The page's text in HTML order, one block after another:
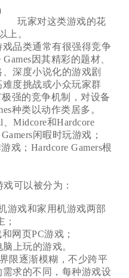
玩家对这类游戏的花
上。
品类通常有很强得竞争
因其精彩的题材、
深度小说化的游戏剧
度挑战或小众玩家群
极强的竞争机制，对设备
种类以动作类居多。
Midcore和Hardcore
闲暇时玩游戏；
戏；Hardcore Gamers根
可以被分为：
游戏和家用机游戏两部
网页PC游戏；
上玩的游戏。
限逐渐模糊，不少跨平
求的不同，每种游戏设